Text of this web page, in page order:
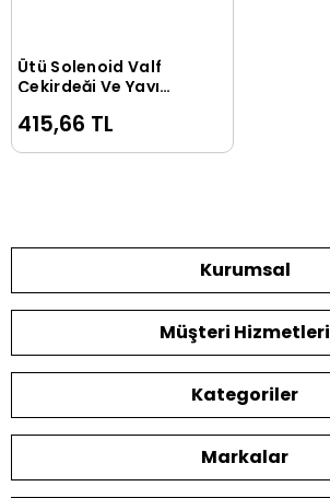
Sepete Ekle
Ütü Solenoid Valf
Çekirdeği Ve Yayı
CKR 7000
415,66 TL
Kurumsal
Müşteri Hizmetleri
Kategoriler
Markalar